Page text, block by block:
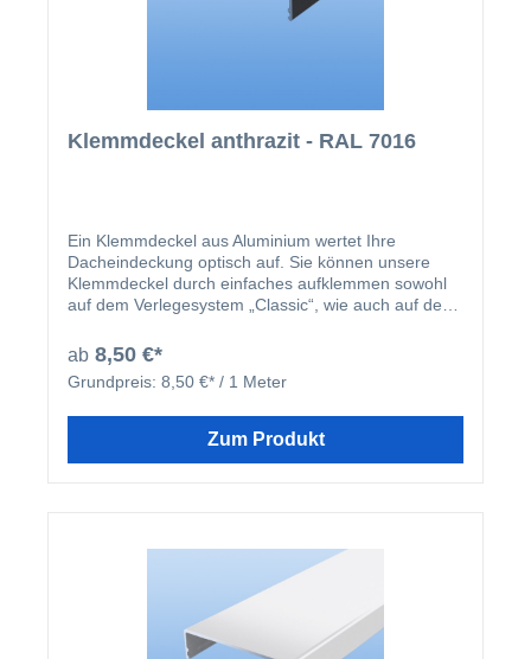
Klemmdeckel anthrazit - RAL 7016
Ein Klemmdeckel aus Aluminium wertet Ihre
Dacheindeckung optisch auf. Sie können unsere
Klemmdeckel durch einfaches aufklemmen sowohl
auf dem Verlegesystem „Classic“, wie auch auf dem
montiert, harmoniert der Klemmdeckel nicht nur
farblich mit Ihren restlichen Profilleisten, sondern
deckt auch ideal die Schraubenköpfe der beiden
wird nach der Montage der Verlegeprofile einfach
ab 8,50 €*
Grundpreis: 8,50 €* / 1 Meter
Zum Produkt